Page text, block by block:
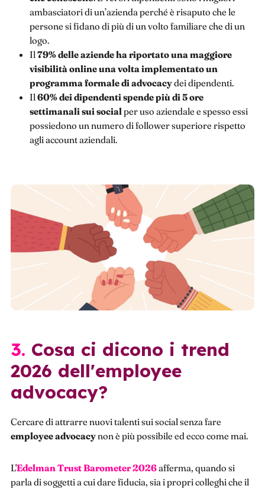
ambasciatori di un’azienda perché è risaputo che le
persone si fidano di più di un volto familiare che di un
logo.
Il 79% delle aziende ha riportato una maggiore
visibilità online una volta implementato un
programma formale di advocacydei dipendenti.
Il 60% dei dipendenti spende più di 5 ore
settimanali sui social per uso aziendale e spesso essi
possiedono un numero di follower superiore rispetto
agli account aziendali.
3. Cosa ci dicono i trend
2026 dell'employee
advocacy?
Cercare di attrarre nuovi talenti sui social senza fare
employee advocacynon è più possibile ed ecco come mai.
L'Edelman Trust Barometer 2026afferma, quando si
parla di soggetti a cui dare fiducia, sia i propri colleghi che il